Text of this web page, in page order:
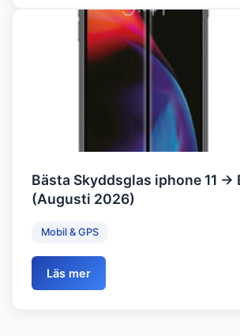
Bästa Skyddsglas iphone 11 →
(Augusti 2026)
Mobil & GPS
Läs mer